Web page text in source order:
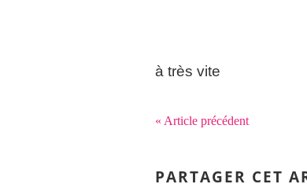
à très vite
« Article précédent
PARTAGER CET